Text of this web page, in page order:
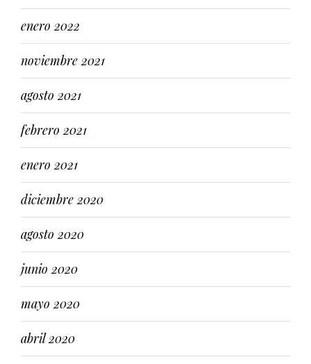
enero 2022
noviembre 2021
agosto 2021
febrero 2021
enero 2021
diciembre 2020
agosto 2020
junio 2020
mayo 2020
abril 2020